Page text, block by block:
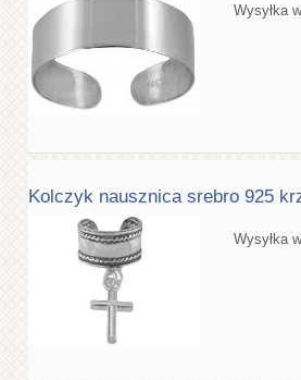
Wysyłka
Kolczyk nausznica srebro 925
Wysyłka